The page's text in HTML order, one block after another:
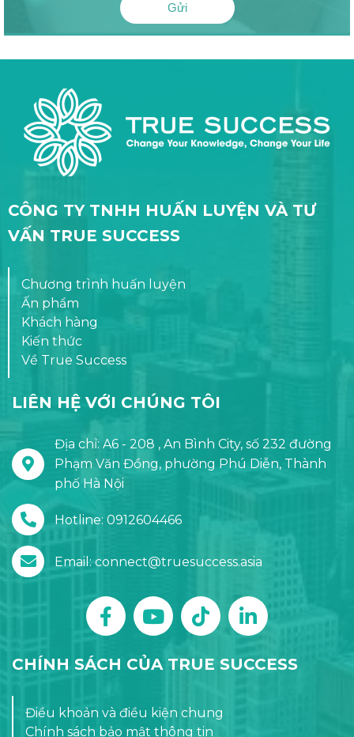
Gửi
CÔNG TY TNHH HUẤN LUYỆN VÀ TƯ
VẤN TRUE SUCCESS
Chương trình huấn luyện
Ấn phẩm
Khách hàng
Kiến thức
Về True Success
LIÊN HỆ VỚI CHÚNG TÔI
Địa chỉ: A6 - 208 , An Bình City, số 232 đường
Phạm Văn Đồng, phường Phú Diễn, Thành
phố Hà Nội
Hotline: 0912604466
Email: connect@truesuccess.asia
CHÍNH SÁCH CỦA TRUE SUCCESS
Điều khoản và điều kiện chung
Chính sách bảo mật thông tin